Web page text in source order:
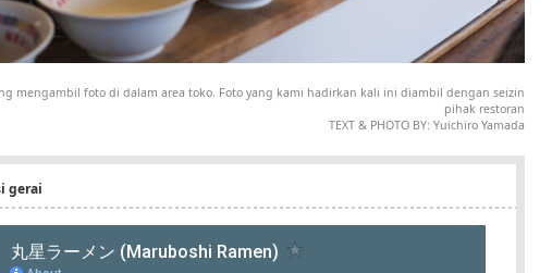
mengambil foto di dalam area toko. Foto yang kami hadirkan kali ini diambil dengan seizin
pihak restoran
TEXT & PHOTO BY: Yuichiro Yamada
gerai